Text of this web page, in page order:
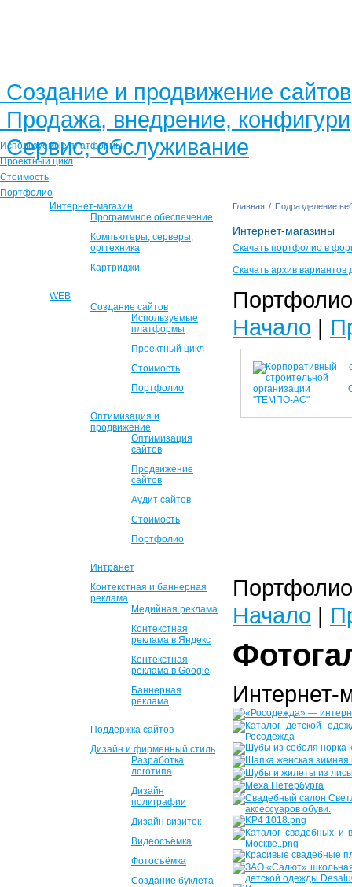
Создание и продвижение сайтов
Продажа, внедрение,
Сервис, обслуживание
Используемые платформы
Проектный цикл
Стоимость
Портфолио
Интернет-магазин
Программное обеспечение
Компьютеры, серверы,
оргтехника
Картриджи
WEB
Создание сайтов
Используемые
платформы
Проектный цикл
Стоимость
Портфолио
Оптимизация и
продвижение
Оптимизация
сайтов
Продвижение
сайтов
Аудит сайтов
Стоимость
Портфолио
Интранет
Контекстная и баннерная
реклама
Медийная реклама
Контекстная
реклама в Яндекс
Контекстная
реклама в Google
Баннерная
реклама
Поддержка сайтов
Дизайн и фирменный стиль
Разработка
логотипа
Дизайн
полиграфии
Дизайн визиток
Видеосъёмка
Фотосъёмка
Создание буклета
Главная / Подразделение
Интернет-магазины
Скачать портфолио в
Скачать архив вариантов
Начало |
Начало |
Интернет-